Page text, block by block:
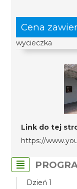
Cena
wycieczka
Link do tej
https://
Dzień 1